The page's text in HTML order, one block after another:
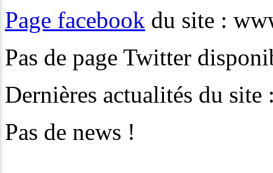
Page facebook du site :
Pas de page Twitter
Dernières actualités du
Pas de news !